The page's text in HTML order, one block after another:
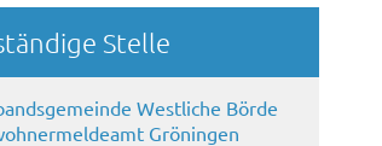
Stelle
Westliche Börde
Gröningen